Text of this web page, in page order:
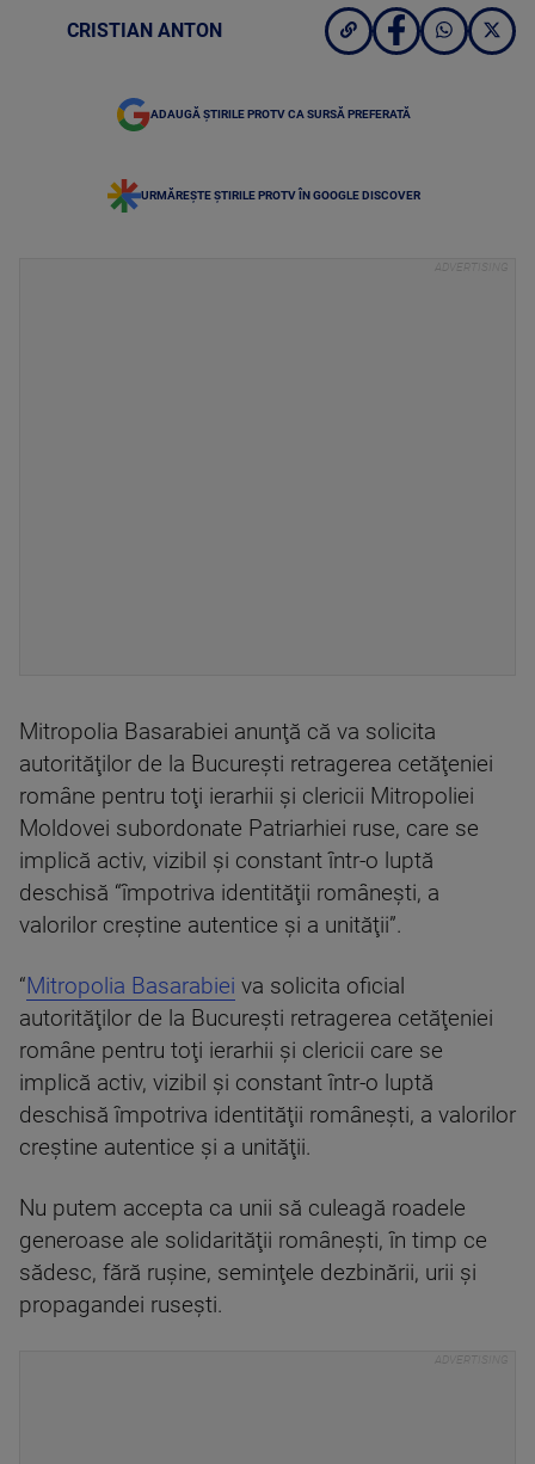
CRISTIAN ANTON
ADAUGĂ ȘTIRILE PROTV CA SURSĂ PREFERATĂ
URMĂREȘTE ȘTIRILE PROTV ÎN GOOGLE DISCOVER
Mitropolia Basarabiei anunţă că va solicita
autorităţilor de la Bucureşti retragerea cetăţeniei
române pentru toţi ierarhii şi clericii Mitropoliei
Moldovei subordonate Patriarhiei ruse, care se
implică activ, vizibil şi constant într-o luptă
deschisă “împotriva identităţii româneşti, a
valorilor creştine autentice şi a unităţii”.
“Mitropolia Basarabiei va solicita oficial
autorităţilor de la Bucureşti retragerea cetăţeniei
române pentru toţi ierarhii şi clericii care se
implică activ, vizibil şi constant într-o luptă
deschisă împotriva identităţii româneşti, a valorilor
creştine autentice şi a unităţii.
Nu putem accepta ca unii să culeagă roadele
generoase ale solidarităţii româneşti, în timp ce
sădesc, fără ruşine, seminţele dezbinării, urii şi
propagandei ruseşti.